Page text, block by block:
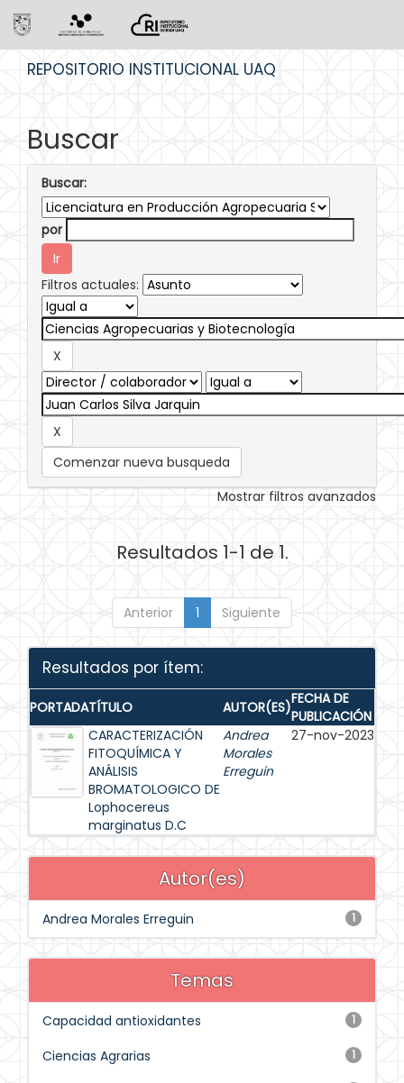
REPOSITORIO INSTITUCIONAL UAQ
Buscar
Buscar:
por
Filtros actuales:
Comenzar nueva busqueda
Mostrar filtros avanzados
Resultados 1-1 de 1.
Anterior 1 Siguiente
Resultados por ítem:
PORTADATÍTULO AUTOR(ES)FECHA DE
PUBLICACIÓN
CARACTERIZACIÓN
FITOQUÍMICA Y
ANÁLISIS
BROMATOLOGICO DE
Lophocereus
marginatus D.C
Andrea
Morales
Erreguin
27-nov-2023
Autor(es)
1
Andrea Morales Erreguin
Temas
1
Capacidad antioxidantes
1
Ciencias Agrarias